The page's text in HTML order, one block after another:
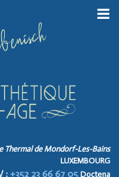
Thermal de Mondorf-Les-Bains
LUXEMBOURG
: +352 23 66 67 05 Doctena